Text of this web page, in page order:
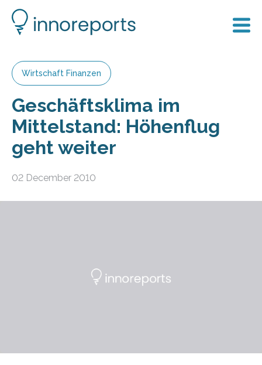
Wirtschaft Finanzen
Geschäftsklima im
Mittelstand: Höhenflug
geht weiter
02 December 2010